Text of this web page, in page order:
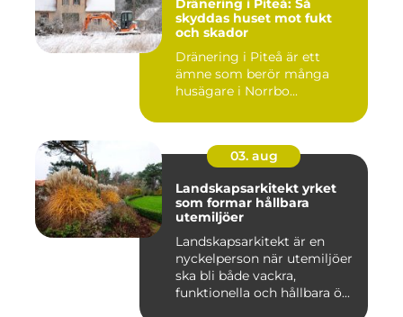
Dränering i Piteå: Så
skyddas huset mot fukt
och skador
Dränering i Piteå är ett
ämne som berör många
husägare i Norrbo...
03. aug
Landskapsarkitekt yrket
som formar hållbara
utemiljöer
Landskapsarkitekt är en
nyckelperson när utemiljöer
ska bli både vackra,
funktionella och hållbara ö...